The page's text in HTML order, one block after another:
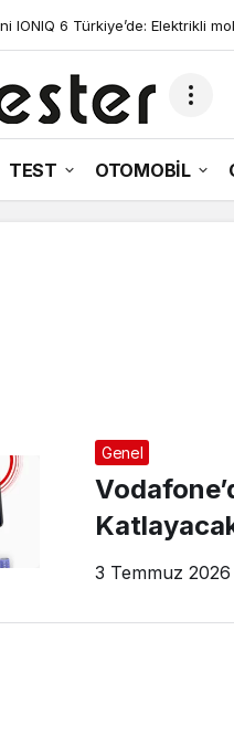
IONIQ 6 Türkiye’de: Elektrikli
TEST OTOMOBİL
Genel
3 Temmuz